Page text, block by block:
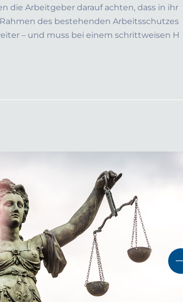
die Arbeitgeber darauf achten, dass in ihr
des bestehenden Arbeitsschutzes
– und muss bei einem schrittweisen H